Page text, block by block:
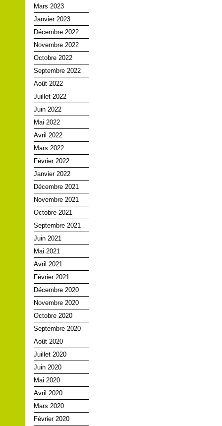
Mars 2023
Janvier 2023
Décembre 2022
Novembre 2022
Octobre 2022
Septembre 2022
Août 2022
Juillet 2022
Juin 2022
Mai 2022
Avril 2022
Mars 2022
Février 2022
Janvier 2022
Décembre 2021
Novembre 2021
Octobre 2021
Septembre 2021
Juin 2021
Mai 2021
Avril 2021
Février 2021
Décembre 2020
Novembre 2020
Octobre 2020
Septembre 2020
Août 2020
Juillet 2020
Juin 2020
Mai 2020
Avril 2020
Mars 2020
Février 2020